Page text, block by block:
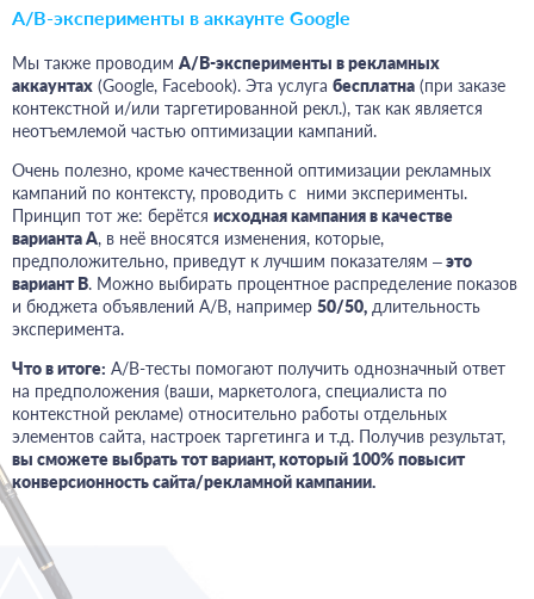
A/B-эксперименты в аккаунте Google
Мы также проводим A/B-эксперименты в рекламных
аккаунтах (Google, Facebook). Эта услуга бесплатна (при заказе
контекстной и/или таргетированной рекл.), так как является
неотъемлемой частью оптимизации кампаний.
Очень полезно, кроме качественной оптимизации рекламных
кампаний по контексту, проводить с ними эксперименты.
Принцип тот же: берётся исходная кампания в качестве
варианта А, в неё вносятся изменения, которые,
предположительно, приведут к лучшим показателям –это
вариант В. Можно выбирать процентное распределение показов
и бюджета объявлений А/В, например 50/50, длительность
эксперимента.
Что в итоге: А/В-тесты помогают получить однозначный ответ
на предположения (ваши, маркетолога, специалиста по
контекстной рекламе) относительно работы отдельных
элементов сайта, настроек таргетинга и т.д. Получив результат,
вы сможете выбрать тот вариант, который 100% повысит
конверсионность сайта/рекламной кампании.